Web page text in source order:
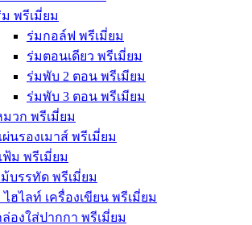
ม พรีเมี่ยม
ร่มกอล์ฟ พรีเมี่ยม
ร่มตอนเดียว พรีเมี่ยม
ร่มพับ 2 ตอน พรีเมียม
ร่มพับ 3 ตอน พรีเมียม
วก พรีเมี่ยม
ผ่นรองเมาส์ พรีเมี่ยม
ฟ้ม พรีเมี่ยม
บรรทัด พรีเมี่ยม
ฮไลท์ เครื่องเขียน พรีเมี่ยม
ล่องใส่ปากกา พรีเมี่ยม